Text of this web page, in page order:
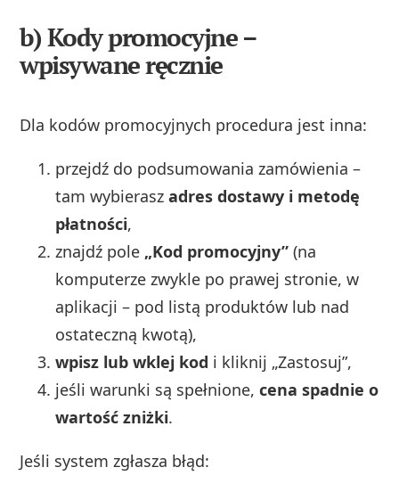
b) Kody promocyjne –
wpisywane ręcznie
Dla kodów promocyjnych procedura jest inna:
przejdź do podsumowania zamówienia –
tam wybieraszadres dostawy i metodę
płatności,
znajdź pole „Kod promocyjny” (na
komputerze zwykle po prawej stronie, w
aplikacji – pod listą produktów lub nad
ostateczną kwotą),
wpisz lub wklej kod i kliknij „Zastosuj”,
jeśli warunki są spełnione,cena spadnie o
wartość zniżki.
Jeśli system zgłasza błąd: